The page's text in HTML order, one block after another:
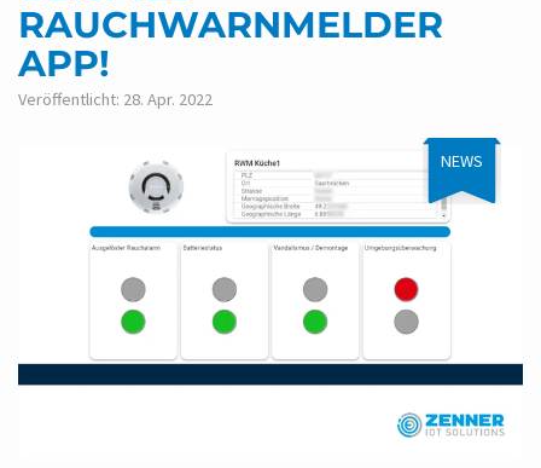
RAUCHWARNMELDER
APP!
Veröffentlicht: 28. Apr. 2022
NEWS